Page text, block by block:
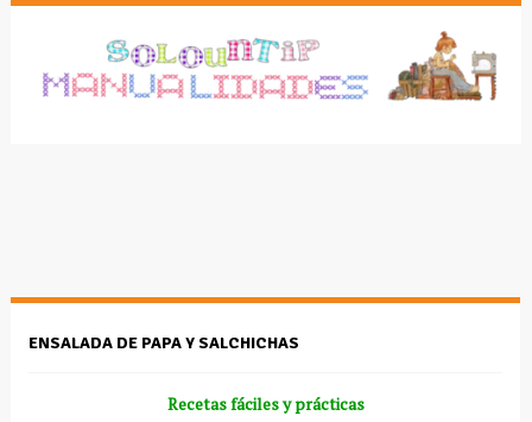
ENSALADA DE PAPA Y SALCHICHAS
Recetas fáciles y prácticas